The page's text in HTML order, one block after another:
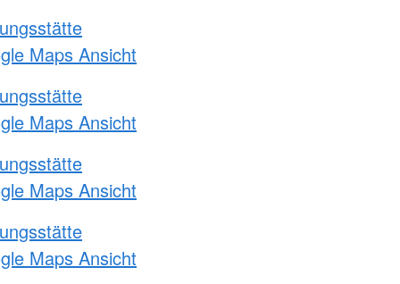
Maps Ansicht
Maps Ansicht
Maps Ansicht
Maps Ansicht